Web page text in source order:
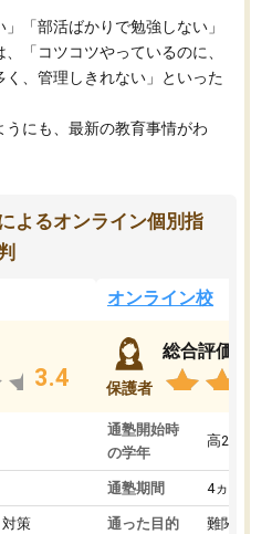
」「部活ばかりで勉強しない」
、「コツコツやっているのに、
、管理しきれない」といった
にも、最新の教育事情がわ
よるオンライン個別指
3.4
策
オンライン校
保護者
総合評価
通塾開始時
の学年
高2
通塾期間 4ヵ月～1
通った目的 難関私立